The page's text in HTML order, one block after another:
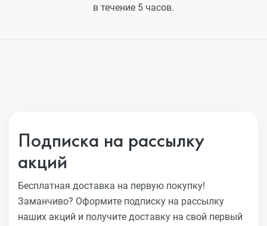
в течение 5 часов.
Подписка на рассылку
акций
Бесплатная доставка на первую покупку!
Заманчиво? Оформите подписку на рассылку
наших акций и получите доставку на свой первый